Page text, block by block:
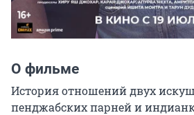
О фильме
История отношений двух
пенджабских парней и